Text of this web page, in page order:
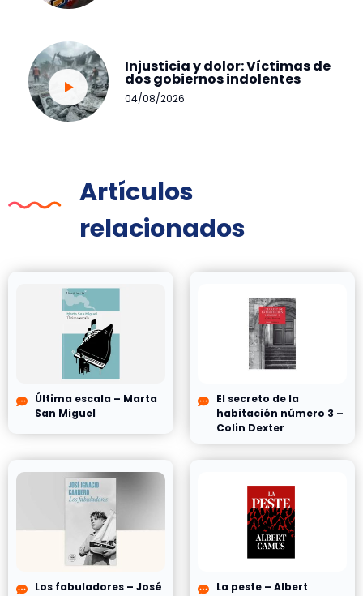
Injusticia y dolor: Víctimas de
dos gobiernos indolentes
04/08/2026
Artículos
relacionados
Última escala – Marta
San Miguel
El secreto de la
habitación número 3 –
Colin Dexter
Los fabuladores – José
La peste – Albert